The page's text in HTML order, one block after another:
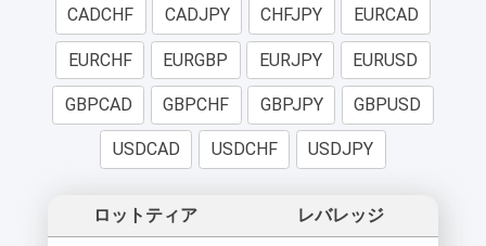
CADCHF CADJPY CHFJPY EURCAD
EURCHF EURGBP EURJPY EURUSD
GBPCAD GBPCHF GBPJPY GBPUSD
USDCAD USDCHF USDJPY
ロットティア レバレッジ